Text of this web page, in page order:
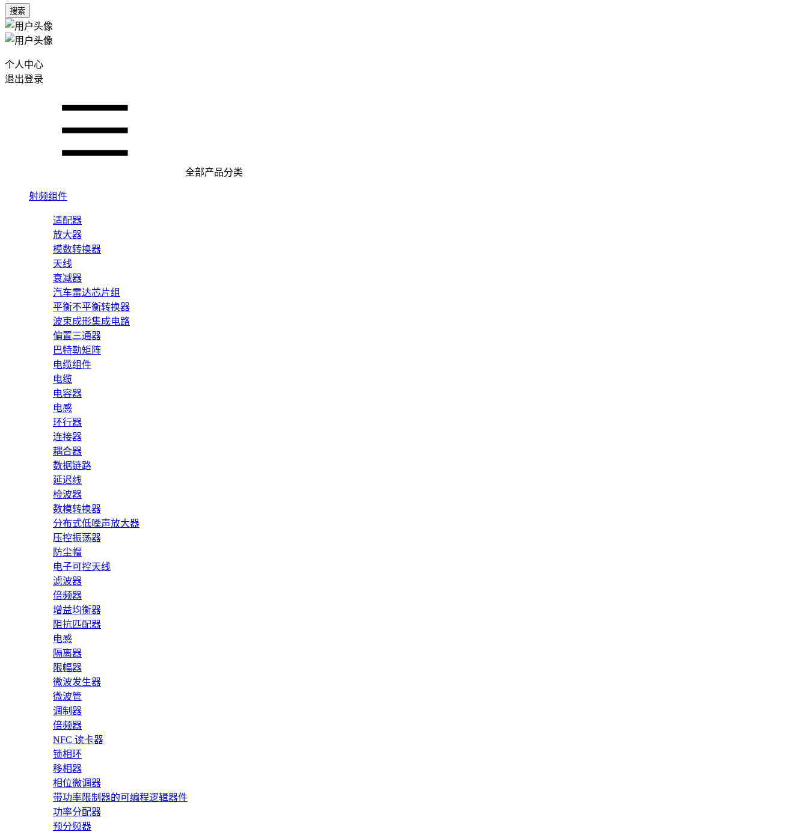
搜索
个人中心
退出登录
全部产品分类
射频组件
适配器
放大器
模数转换器
天线
衰减器
汽车雷达芯片组
平衡不平衡转换器
波束成形集成电路
偏置三通器
巴特勒矩阵
电缆组件
电缆
电容器
电感
环行器
连接器
耦合器
数据链路
延迟线
检波器
数模转换器
分布式低噪声放大器
压控振荡器
防尘帽
电子可控天线
滤波器
倍频器
增益均衡器
阻抗匹配器
电感
隔离器
限幅器
微波发生器
微波管
调制器
倍频器
NFC 读卡器
锁相环
移相器
相位微调器
带功率限制器的可编程逻辑器件
功率分配器
预分频器